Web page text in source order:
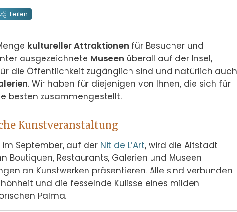
Teilen
kultureller Attraktionen für Besucher und
ausgezeichnete Museen
die Öffentlichkeit zugänglich sind und natürlich auch
. Wir haben für diejenigen von Ihnen, die sich für
besten zusammengestellt.
Kunstveranstaltung
September, auf der Nit de L’Art, wird die Altstadt
Boutiquen, Restaurants, Galerien und Museen
an Kunstwerken präsentieren. Alle sind verbunden
und die fesselnde Kulisse eines milden
Palma.